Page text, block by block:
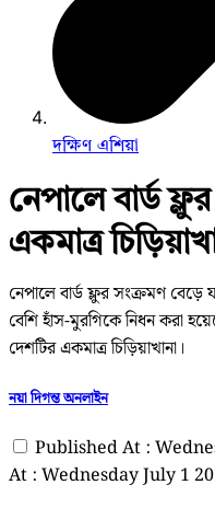
দক্ষিণ এশিয়া
নেপালে বার্ড
একমাত্র
নেপালে বার্ড ফ্লুর সংক্রমণ
বেশি হাঁস-মুরগিকে নিধন করা
দেশটির একমাত্র চিড়িয়াখানা।
নয়া দিগন্ত অনলাইন
Published At :
At : Wednesday July 1